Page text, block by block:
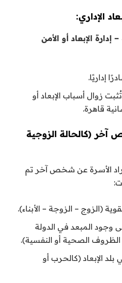
إدارة الإبعاد أو الأمن
إداريًا.
زوال أسباب الإبعاد أو
قاهرة.
(كالحالة الزوجية
الأسرة عن شخص آخر تم
(الزوج – الزوجة – الأبناء).
وجود المبعد في الدولة
الظروف الصحية أو النفسية).
الإبعاد (كالحرب أو